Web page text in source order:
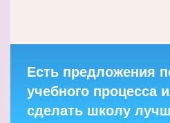
Есть предложения
учебного процесса
сделать школу